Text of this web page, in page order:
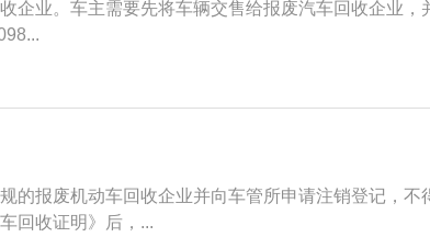
企业‌。车主需要先将车辆交售给报废汽车回收企业
的报废机动车回收企业并向车管所申请注销登记，
回收证明》后，...